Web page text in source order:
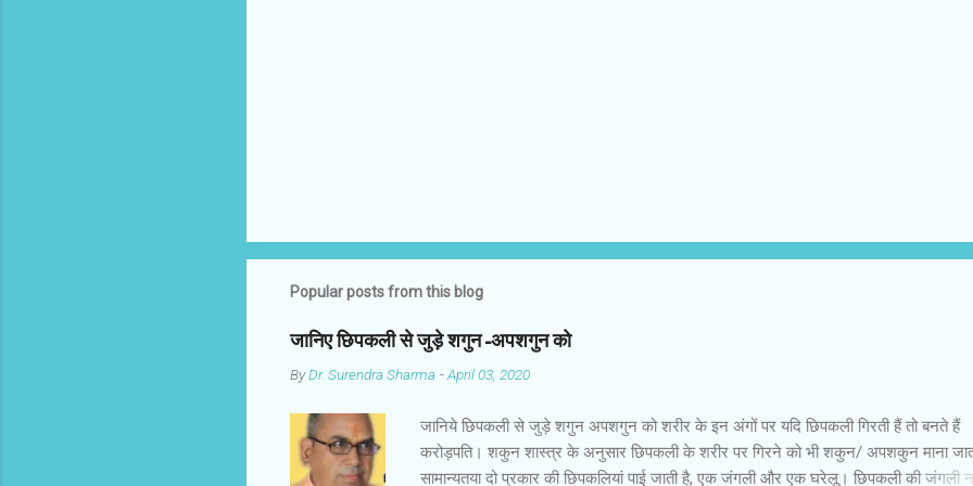
Popular posts from this blog
जानिए छिपकली से जुड़े शगुन-अपशगुन को
ByDr. Surendra Sharma -April 03, 2020
जानिये छिपकली से जुड़े शगुन अपशगुन को शरीर के इन अंगों पर यदि छिपकली गिरती हैं तो बनते हैं
करोड़पति। शकुन शास्त्र के अनुसार छिपकली के शरीर पर गिरने को भी शकुन/ अपशकुन माना
सामान्यतया दो प्रकार की छिपकलियां पाई जाती है, एक जंगली और एक घरेलू। छिपकली की जंगली